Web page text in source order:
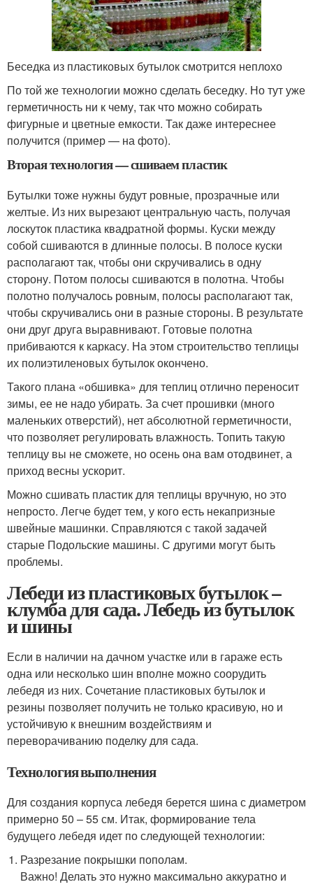
Беседка из пластиковых бутылок смотрится неплохо
По той же технологии можно сделать беседку. Но тут уже
герметичность ни к чему, так что можно собирать
фигурные и цветные емкости. Так даже интереснее
получится (пример — на фото).
Вторая технология — сшиваем пластик
Бутылки тоже нужны будут ровные, прозрачные или
желтые. Из них вырезают центральную часть, получая
лоскуток пластика квадратной формы. Куски между
собой сшиваются в длинные полосы. В полосе куски
располагают так, чтобы они скручивались в одну
сторону. Потом полосы сшиваются в полотна. Чтобы
полотно получалось ровным, полосы располагают так,
чтобы скручивались они в разные стороны. В результате
они друг друга выравнивают. Готовые полотна
прибиваются к каркасу. На этом строительство теплицы
их полиэтиленовых бутылок окончено.
Такого плана «обшивка» для теплиц отлично переносит
зимы, ее не надо убирать. За счет прошивки (много
маленьких отверстий), нет абсолютной герметичности,
что позволяет регулировать влажность. Топить такую
теплицу вы не сможете, но осень она вам отодвинет, а
приход весны ускорит.
Можно сшивать пластик для теплицы вручную, но это
непросто. Легче будет тем, у кого есть некапризные
швейные машинки. Справляются с такой задачей
старые Подольские машины. С другими могут быть
проблемы.
Лебеди из пластиковых бутылок –
клумба для сада. Лебедь из бутылок
и шины
Если в наличии на дачном участке или в гараже есть
одна или несколько шин вполне можно соорудить
лебедя из них. Сочетание пластиковых бутылок и
резины позволяет получить не только красивую, но и
устойчивую к внешним воздействиям и
переворачиванию поделку для сада.
Технология выполнения
Для создания корпуса лебедя берется шина с диаметром
примерно 50 – 55 см. Итак, формирование тела
будущего лебедя идет по следующей технологии:
Разрезание покрышки пополам.
​Важно! Делать это нужно максимально аккуратно и